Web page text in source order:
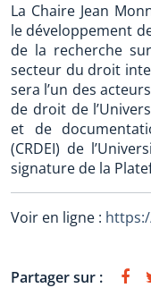
La Chaire Jean
le développement
de la recherche
secteur du droit
sera l’un des
de droit de
et de
(CRDEI) de
signature de la
Voir en ligne :
Partager sur :